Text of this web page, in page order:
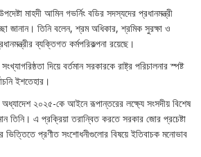
মাহদী আমিন গভর্নিং বডির সদস্যদের প্রধানমন্ত্রী
জানান। তিনি বলেন, শ্রম অধিকার, শ্রমিক সুরক্ষা ও
ব্যক্তিগত কর্মপরিকল্পনা রয়েছে।
দিয়ে বর্তমান সরকারকে রাষ্ট্র পরিচালনার স্পষ্ট
ইশতেহার।
২০২৫-কে আইনে রূপান্তরের লক্ষ্যে সংসদীয় বিশেষ
তিনি। এ প্রক্রিয়া তরান্বিত করতে সরকার জোর প্রচেষ্টা
ভিত্তিতে প্রণীত সংশোধনীগুলোর বিষয়ে ইতিবাচক মনোভাব